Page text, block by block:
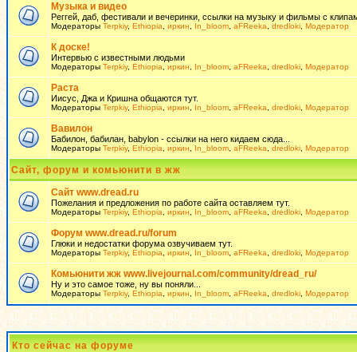
Музыка и видео
Реггей, даб, фестивали и вечеринки, ссылки на музыку и фильмы с
Модераторы Terpkiy, Ethiopia иркин In_bloom aFReeka dredloki Модератор
К доске!
Интервью с известными людьми
Модераторы Terpkiy, Ethiopia иркин In_bloom aFReeka dredloki Модератор
Раста
Иисус, Джа и Кришна общаются тут.
Модераторы Terpkiy, Ethiopia иркин In_bloom aFReeka dredloki Модератор
Вавилон
Бабилон, бабилан, babylon - ссылки на него кидаем сюда...
Модераторы Terpkiy, Ethiopia иркин In_bloom aFReeka dredloki Модератор
Сайт, форум и комьюнити в жж
Сайт www.dread.ru
Пожелания и предложения по работе сайта оставляем тут.
Модераторы Terpkiy, Ethiopia иркин In_bloom aFReeka dredloki Модератор
Форум www.dread.ru/forum
Глюки и недостатки форума озвучиваем тут.
Модераторы Terpkiy, Ethiopia иркин In_bloom aFReeka dredloki Модератор
Комьюнити жж www.livejournal.com/community/dread_ru/
Ну и это самое тоже, ну вы поняли...
Модераторы Terpkiy, Ethiopia иркин In_bloom aFReeka dredloki Модератор
Кто сейчас на форуме